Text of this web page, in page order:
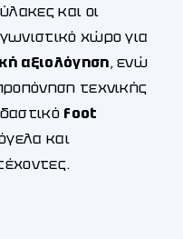
και οι
χώρο για
αξιολόγηση, ενώ
τεχνικής
foot
και